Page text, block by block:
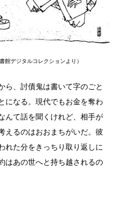
館デジタルコレクションより）
ら、討債鬼は書いて字のごと
になる。現代でもお金を奪わ
んて話を聞くけれど、相手が
えるのはおおまちがいだ。彼
れた分をきっちり取り返しに
はあの世へと持ち越されるの